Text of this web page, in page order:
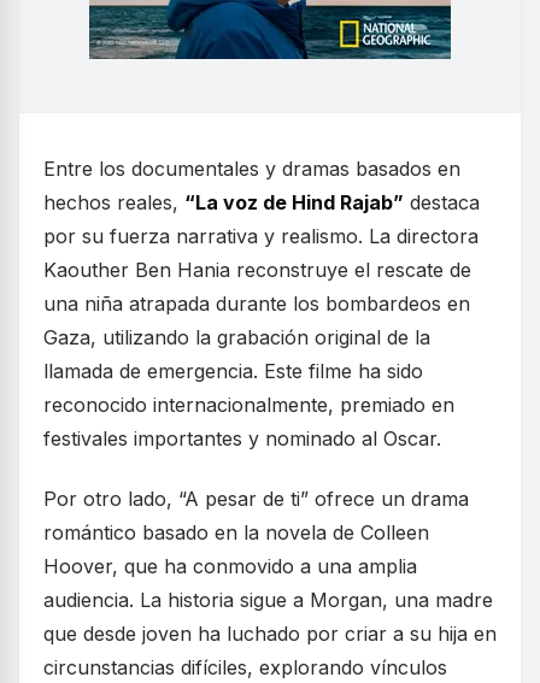
Entre los documentales y dramas basados en
hechos reales, “La voz de Hind Rajab” destaca
por su fuerza narrativa y realismo. La directora
Kaouther Ben Hania reconstruye el rescate de
una niña atrapada durante los bombardeos en
Gaza, utilizando la grabación original de la
llamada de emergencia. Este filme ha sido
reconocido internacionalmente, premiado en
festivales importantes y nominado al Oscar.
Por otro lado, “A pesar de ti” ofrece un drama
romántico basado en la novela de Colleen
Hoover, que ha conmovido a una amplia
audiencia. La historia sigue a Morgan, una madre
que desde joven ha luchado por criar a su hija en
circunstancias difíciles, explorando vínculos